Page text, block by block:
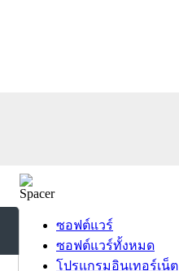
ซอฟต์แวร์
ซอฟต์แวร์ทั้งหมด
โปรแกรมอินเทอร์เน็ต